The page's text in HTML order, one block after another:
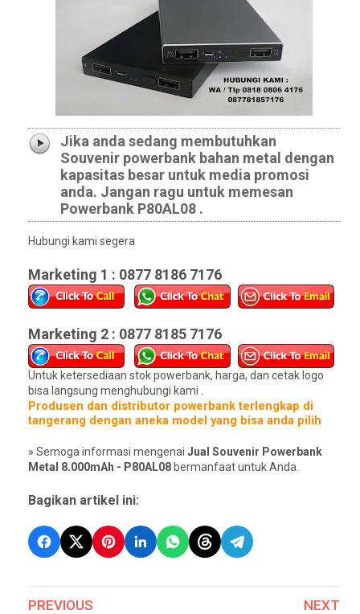
Jika anda sedang membutuhkan
Souvenir powerbank bahan metal dengan
kapasitas besar untuk media promosi
anda. Jangan ragu untuk memesan
Powerbank P80AL08 .
Hubungi kami segera
Marketing 1 : 0877 8186 7176
Marketing 2 : 0877 8185 7176
Untuk ketersediaan stok powerbank, harga, dan cetak logo
bisa langsung menghubungi kami .
Produsen dan distributor powerbank terlengkap di
tangerang dengan aneka model yang bisa anda pilih
» Semoga informasi mengenai Jual Souvenir Powerbank
Metal 8.000mAh - P80AL08 bermanfaat untuk Anda.
Bagikan artikel ini:
PREVIOUS NEXT